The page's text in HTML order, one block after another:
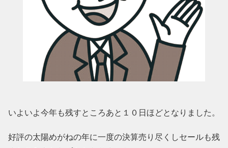
いよいよ今年も残すところあと１０日ほどとなりました。
好評の太陽めがねの年に一度の決算売り尽くしセールも残